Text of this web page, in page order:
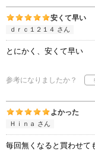
安くて早い
ｄｒｃ１２１４ さん
とにかく、安くて早い
参考になりましたか？
よかった
Ｈｉｎａ さん
毎回無くなると買わせて